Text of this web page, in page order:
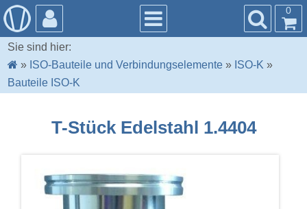
0
Sie sind hier:
» ISO-Bauteile und Verbindungselemente » ISO-K »
Bauteile ISO-K
T-Stück Edelstahl 1.4404